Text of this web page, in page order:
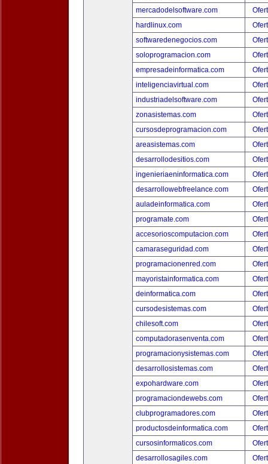
mercadodelsoftware.com
hardlinux.com
softwaredenegocios.com
soloprogramacion.com
empresadeinformatica.com
inteligenciavirtual.com
industriadelsoftware.com
zonasistemas.com
cursosdeprogramacion.com
areasistemas.com
desarrollodesitios.com
ingenieriaeninformatica.com
desarrollowebfreelance.com
auladeinformatica.com
programate.com
accesorioscomputacion.com
camaraseguridad.com
programacionenred.com
mayoristainformatica.com
deinformatica.com
cursodesistemas.com
chilesoft.com
computadorasenventa.com
programacionysistemas.com
desarrollosistemas.com
expohardware.com
programaciondewebs.com
clubprogramadores.com
productosdeinformatica.com
cursosinformaticos.com
desarrollosagiles.com